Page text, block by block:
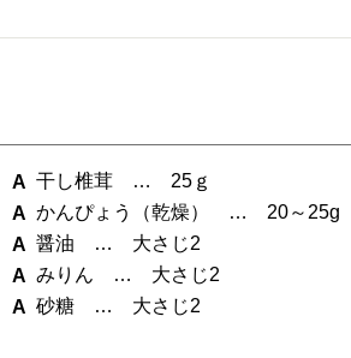
干し椎茸 … 25ｇ
かんぴょう（乾燥） … 20～25g
醤油 … 大さじ2
みりん … 大さじ2
砂糖 … 大さじ2